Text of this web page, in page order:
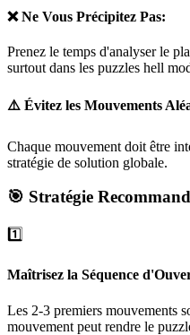
❌ Ne Vous Précipitez Pas:
Prenez le temps d'analyser le
surtout dans les puzzles hell
⚠️ Évitez les Mouvements
Chaque mouvement doit être
stratégie de solution globale.
🎯 Stratégie
1️⃣
Maîtrisez la Séquence
Les 2-3 premiers mouvements
mouvement peut rendre le